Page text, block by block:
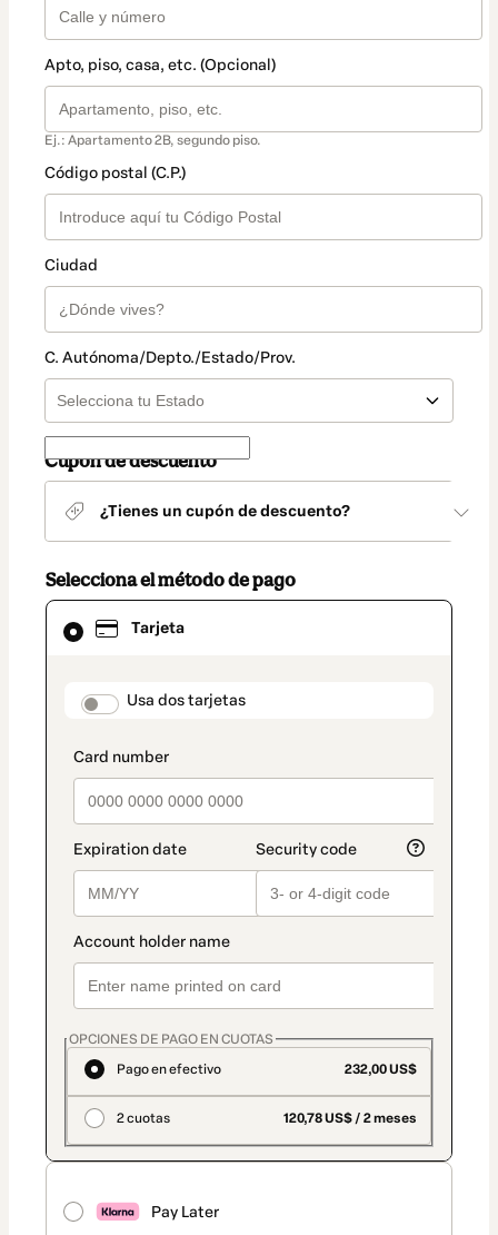
Apto, piso, casa, etc. (Opcional)
Ej.: Apartamento 2B, segundo piso.
Código postal (C.P.)
Ciudad
C. Autónoma/Depto./Estado/Prov.
Cupón de descuento
¿Tienes un cupón de descuento?
Selecciona el método de pago
Tarjeta
payment_data.section_title_v2
Usa dos tarjetas
OPCIONES DE PAGO EN CUOTAS
Pago en efectivo
232,00 US$
2 cuotas 120,78 US$ / 2 meses
Pay Later
El
método
seleccionado